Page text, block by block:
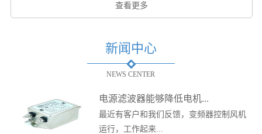
查看更多
新闻中心
NEWS CENTER
电源滤波器能够降低电机...
最近有客户和我们反馈，变频器控制风机
运行，工作起来...